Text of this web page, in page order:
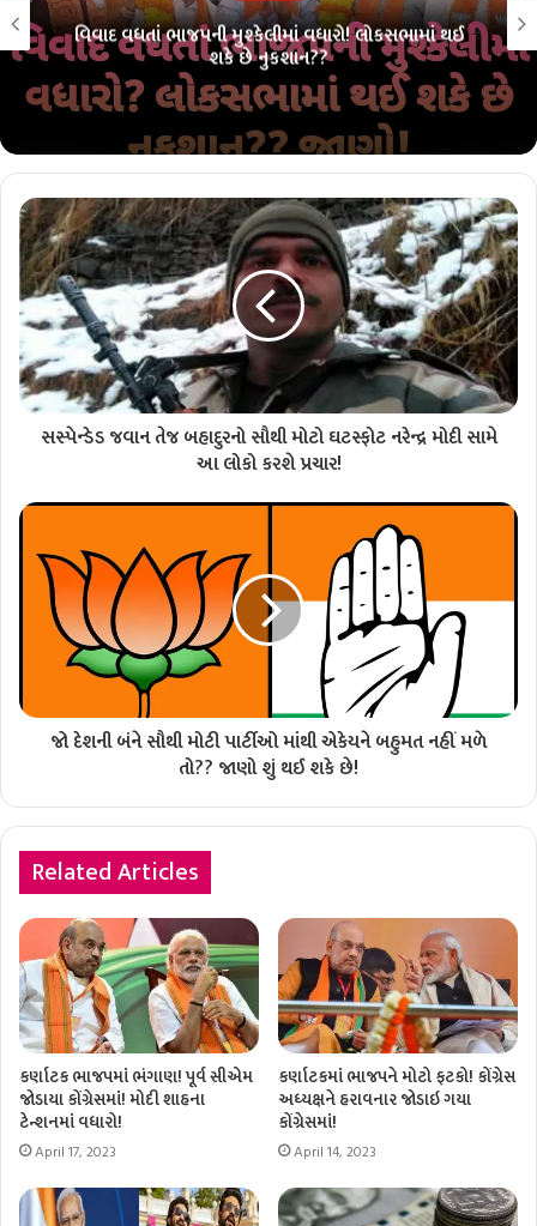
વિવાદ વધતાં ભાજપની મુશ્કેલીમાં વધારો! લોકસભામાં થઈ
શકે છે નુકશાન??
સસ્પેન્ડેડ જવાન તેજ બહાદુરનો સૌથી મોટો ઘટસ્ફોટ નરેન્દ્ર મોદી સામે
આ લોકો કરશે પ્રચાર!
જો દેશની બંને સૌથી મોટી પાર્ટીઓ માંથી એકેયને બહુમત નહીં મળે
તો?? જાણો શું થઈ શકે છે!
Related Articles
કર્ણાટક ભાજપમાં ભંગાણ! પૂર્વ સીએમ
જોડાયા કોંગ્રેસમાં! મોદી શાહના
ટેન્શનમાં વધારો!
April 17, 2023
કર્ણાટકમાં ભાજપને મોટો ફટકો! કોંગ્રેસ
અધ્યક્ષને હરાવનાર જોડાઇ ગયા
કોંગ્રેસમાં!
April 14, 2023